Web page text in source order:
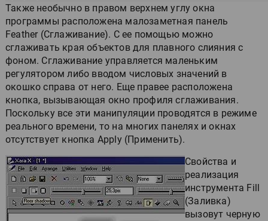
Также необычно в правом верхнем углу окна
программы расположена малозаметная панель
Feather (Сглаживание). С ее помощью можно
сглаживать края объектов для плавного слияния с
фоном. Сглаживание управляется маленьким
регулятором либо вводом числовых значений в
окошко справа от него. Еще правее расположена
кнопка, вызывающая окно профиля сглаживания.
Поскольку все эти манипуляции проводятся в режиме
реального времени, то на многих панелях и окнах
отсутствует кнопка Apply (Применить).
Свойства и
реализация
инструмента Fill
(Заливка)
вызовут черную